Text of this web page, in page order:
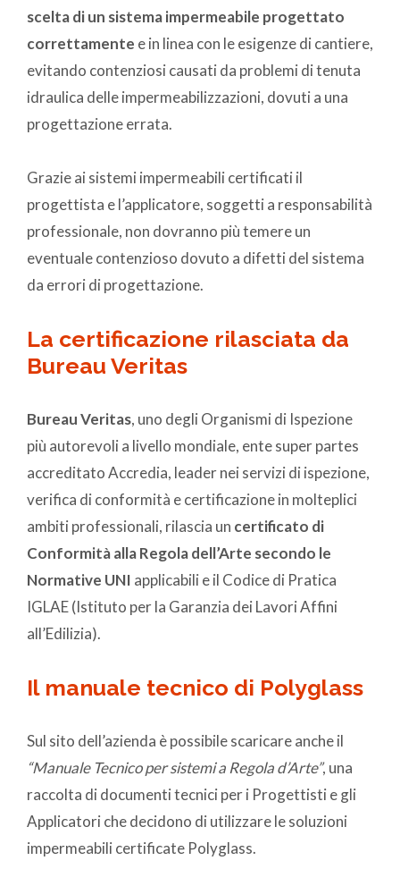
scelta di un sistema impermeabile progettato
correttamente e in linea con le esigenze di cantiere,
evitando contenziosi causati da problemi di tenuta
idraulica delle impermeabilizzazioni, dovuti a una
progettazione errata.
Grazie ai sistemi impermeabili certificati il
progettista e l’applicatore, soggetti a responsabilità
professionale, non dovranno più temere un
eventuale contenzioso dovuto a difetti del sistema
da errori di progettazione.
La certificazione rilasciata da
Bureau Veritas
Bureau Veritas, uno degli Organismi di Ispezione
più autorevoli a livello mondiale, ente super partes
accreditato Accredia, leader nei servizi di ispezione,
verifica di conformità e certificazione in molteplici
ambiti professionali, rilascia un certificato di
Conformità alla Regola dell’Arte secondo le
Normative UNI applicabili e il Codice di Pratica
IGLAE (Istituto per la Garanzia dei Lavori Affini
all’Edilizia).
Il manuale tecnico di Polyglass
Sul sito dell’azienda è possibile scaricare anche il
“Manuale Tecnico per sistemi a Regola d’Arte”, una
raccolta di documenti tecnici per i Progettisti e gli
Applicatori che decidono di utilizzare le soluzioni
impermeabili certificate Polyglass.